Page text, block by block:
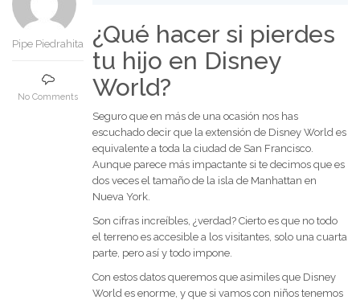
Pipe Piedrahita
No Comments
¿Qué hacer si pierdes
tu hijo en Disney
World?
Seguro que en más de una ocasión nos has
escuchado decir que la extensión de Disney World es
equivalente a toda la ciudad de San Francisco.
Aunque parece más impactante si te decimos que es
dos veces el tamaño de la isla de Manhattan en
Nueva York.
Son cifras increíbles, ¿verdad? Cierto es que no todo
el terreno es accesible a los visitantes, solo una cuarta
parte, pero así y todo impone.
Con estos datos queremos que asimiles que Disney
World es enorme, y que si vamos con niños tenemos